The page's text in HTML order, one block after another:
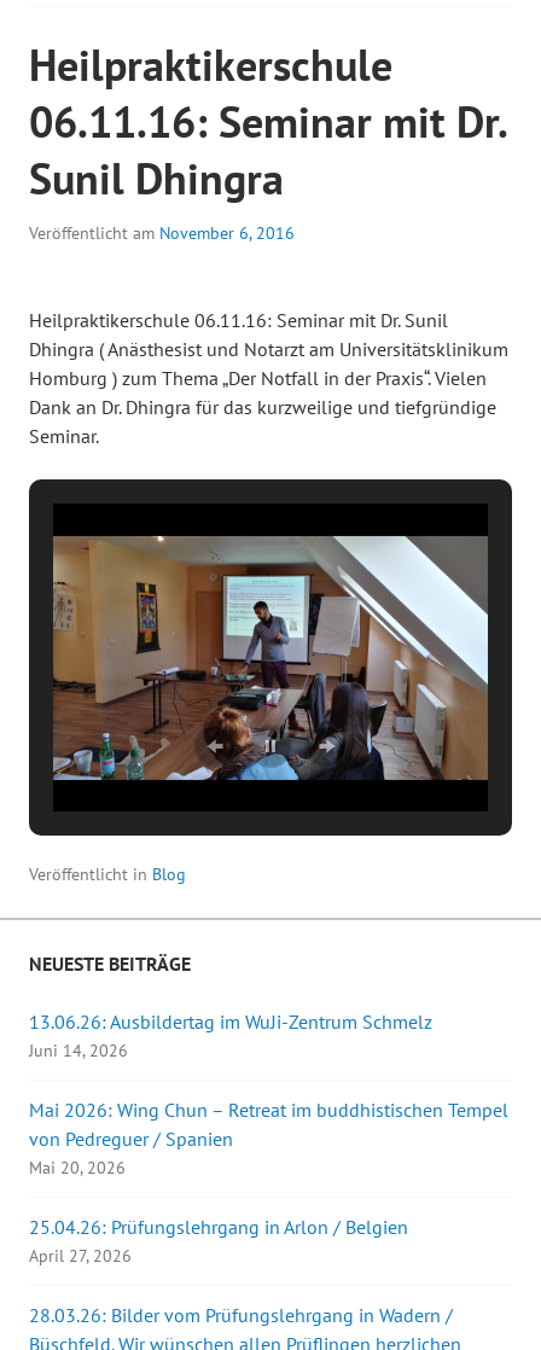
Heilpraktikerschule
06.11.16: Seminar mit Dr.
Sunil Dhingra
Veröffentlicht am November 6, 2016
Heilpraktikerschule 06.11.16: Seminar mit Dr. Sunil
Dhingra ( Anästhesist und Notarzt am Universitätsklinikum
Homburg ) zum Thema „Der Notfall in der Praxis“. Vielen
Dank an Dr. Dhingra für das kurzweilige und tiefgründige
Seminar.
Veröffentlicht in Blog
NEUESTE BEITRÄGE
13.06.26: Ausbildertag im WuJi-Zentrum Schmelz
Juni 14, 2026
Mai 2026: Wing Chun – Retreat im buddhistischen Tempel
von Pedreguer / Spanien
Mai 20, 2026
25.04.26: Prüfungslehrgang in Arlon / Belgien
April 27, 2026
28.03.26: Bilder vom Prüfungslehrgang in Wadern /
Büschfeld. Wir wünschen allen Prüflingen herzlichen